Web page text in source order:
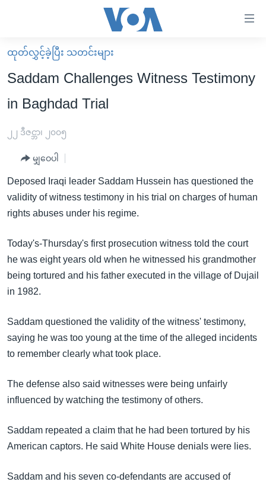
လွယ်ကူ
စေ
သည့်
များ
ကြည့်
သို့
ကြည့်
ရှာဖွေ
ရန်
သို့
ကျော်
မူလစာမျက်နှာ
မြန်မာ
ကမ္ဘာ့သတင်းများ
နိုင်ငံတကာ
ဗွီဒီယို
ရပ်ဝန်းတခု လမ်းတခု အလွန်
အမေရိကန်သုံးအီဒီယံ
ရုပ်ရှင်ထဲက အင်္ဂလိပ်စာ
သုတပဒေသာ အင်္ဂလိပ်စာ
အပတ်စဉ်ကဏ္ဍများ
ရေဒီယို/တီဗွီအစီအစဉ်
Learning English
ဗွီအိုအေ လူမှုကွန်ယက်များ
ထုတ်လွှင့်ခဲ့ပြီး သတင်းများ
Saddam Challenges Witness Testimony
in Baghdad Trial
၂၂ ဒီဇင္ဘာ၊ ၂၀၀၅
မျှဝေပါ
Deposed Iraqi leader Saddam Hussein has questioned the
validity of witness testimony in his trial on charges of human
rights abuses under his regime.
Today's-Thursday's first prosecution witness told the court
he was eight years old when he witnessed his grandmother
being tortured and his father executed in the village of Dujail
in 1982.
Saddam questioned the validity of the witness' testimony,
saying he was too young at the time of the alleged incidents
to remember clearly what took place.
The defense also said witnesses were being unfairly
influenced by watching the testimony of others.
Saddam repeated a claim that he had been tortured by his
American captors. He said White House denials were lies.
Saddam and his seven co-defendants are accused of